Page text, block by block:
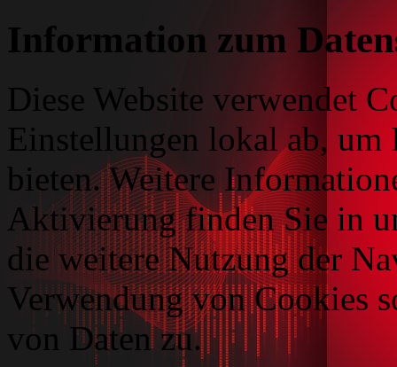
Information zum
Diese Website verwendet
Einstellungen lokal ab, um
bieten. Weitere
Aktivierung finden Sie in
die weitere Nutzung der
Verwendung von Cookies
von Daten zu.